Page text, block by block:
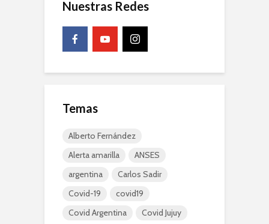
Nuestras Redes
Temas
Alberto Fernández
Alerta amarilla
ANSES
argentina
Carlos Sadir
Covid-19
covid19
Covid Argentina
Covid Jujuy